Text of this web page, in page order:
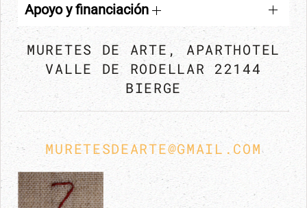
Apoyo y financiación
MURETES DE ARTE, APARTHOTEL
VALLE DE RODELLAR 22144
BIERGE
MURETESDEARTE@GMAIL.COM